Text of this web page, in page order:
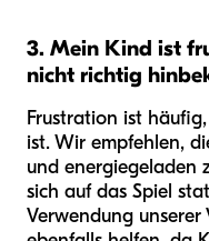
3. Mein Kind ist
nicht richtig
Frustration ist
ist. Wir empfehlen,
und energiegeladen
sich auf das Spiel
Verwendung